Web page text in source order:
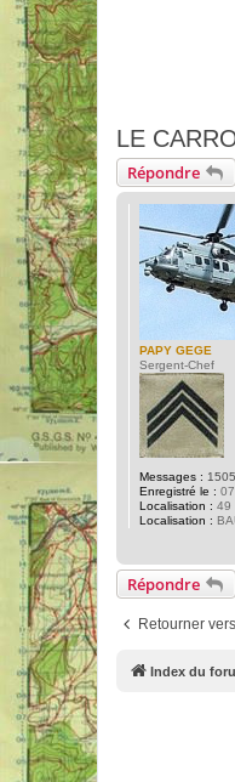
LE
Répondre
PAPY GEGE
Sergent-Chef
Messages : 1505
Enregistré le :
Localisation : 49
Localisation :
Répondre
Retourner
Index du